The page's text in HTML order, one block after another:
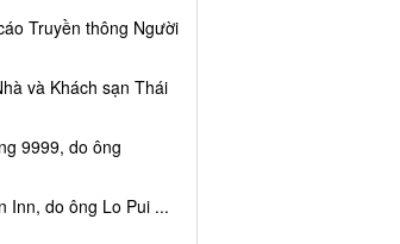
Truyền thông Người
và Khách sạn Thái
9999, do ông
Inn, do ông Lo Pui ...